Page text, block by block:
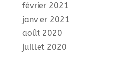
février 2021
janvier 2021
août 2020
juillet 2020